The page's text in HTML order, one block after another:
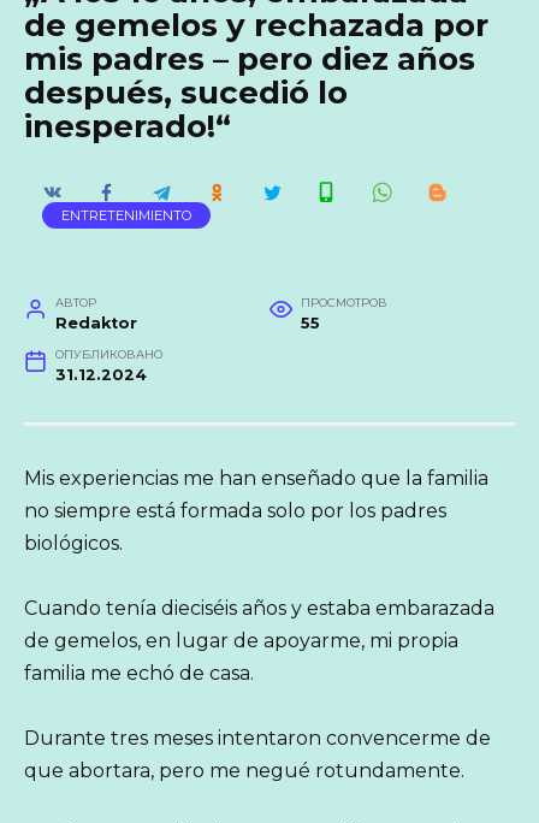
de gemelos y rechazada por
mis padres – pero diez años
después, sucedió lo
inesperado!“
ENTRETENIMIENTO
АВТОР
Redaktor
ПРОСМОТРОВ
55
ОПУБЛИКОВАНО
31.12.2024
Mis experiencias me han enseñado que la familia
no siempre está formada solo por los padres
biológicos.
Cuando tenía dieciséis años y estaba embarazada
de gemelos, en lugar de apoyarme, mi propia
familia me echó de casa.
Durante tres meses intentaron convencerme de
que abortara, pero me negué rotundamente.